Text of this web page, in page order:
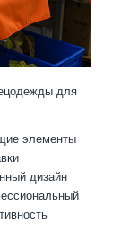
для
элементы
дизайн